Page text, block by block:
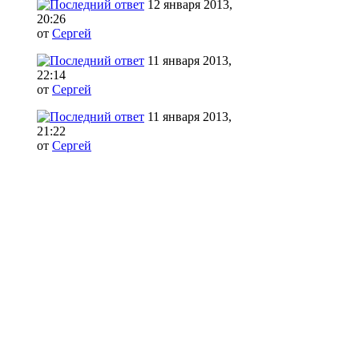
12 января 2013,
20:26
от Сергей
11 января 2013,
22:14
от Сергей
11 января 2013,
21:22
от Сергей